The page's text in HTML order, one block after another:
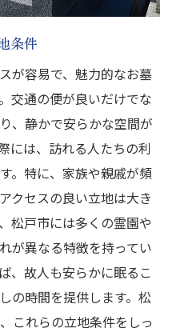
条件
が容易で、魅力的なお墓
交通の便が良いだけでな
、静かで安らかな空間が
には、訪れる人たちの利
。特に、家族や親戚が頻
クセスの良い立地は大き
松戸市には多くの霊園や
が異なる特徴を持ってい
、故人も安らかに眠るこ
の時間を提供します。松
これらの立地条件をしっ